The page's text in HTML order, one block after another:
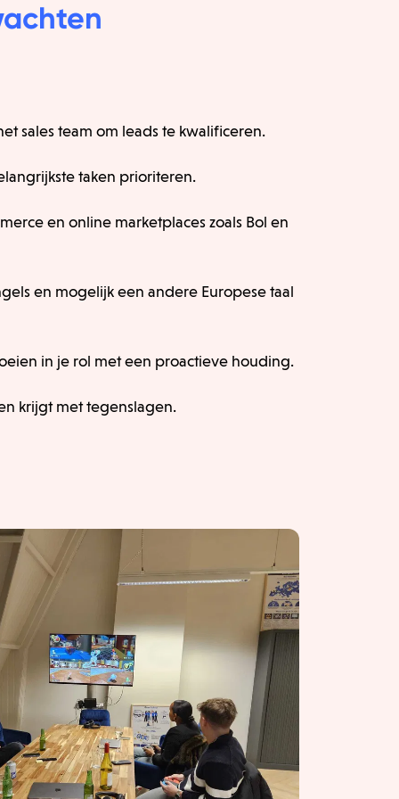
sales team om leads te kwalificeren.
taken prioriteren.
en online marketplaces zoals Bol en
en mogelijk een andere Europese taal
in je rol met een proactieve houding.
krijgt met tegenslagen.